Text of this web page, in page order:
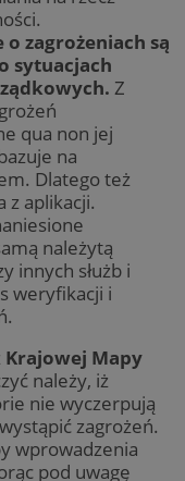
zagrożeniach są
sytuacjach
Z
qua non jej
na
Dlatego też
z aplikacji.
należytą
innych służb i
weryfikacji i
Krajowej Mapy
należy, iż
nie wyczerpują
zagrożeń.
wprowadzenia
pod uwagę